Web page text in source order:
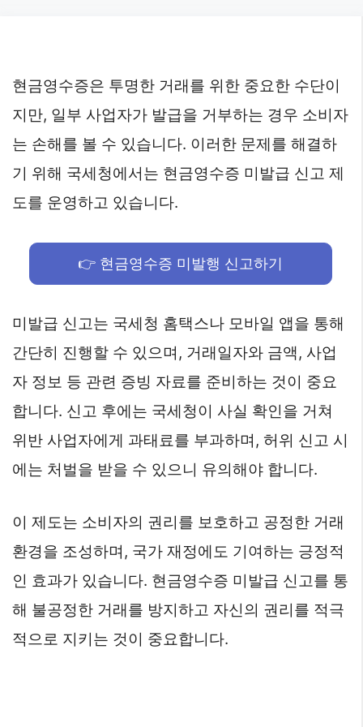
현금영수증은 투명한 거래를 위한 중요한 수단이
지만, 일부 사업자가 발급을 거부하는 경우 소비자
는 손해를 볼 수 있습니다. 이러한 문제를 해결하
기 위해 국세청에서는 현금영수증 미발급 신고 제
도를 운영하고 있습니다.
👉 현금영수증 미발행 신고하기
미발급 신고는 국세청 홈택스나 모바일 앱을 통해
간단히 진행할 수 있으며, 거래일자와 금액, 사업
자 정보 등 관련 증빙 자료를 준비하는 것이 중요
합니다. 신고 후에는 국세청이 사실 확인을 거쳐
위반 사업자에게 과태료를 부과하며, 허위 신고 시
에는 처벌을 받을 수 있으니 유의해야 합니다.
이 제도는 소비자의 권리를 보호하고 공정한 거래
환경을 조성하며, 국가 재정에도 기여하는 긍정적
인 효과가 있습니다. 현금영수증 미발급 신고를 통
해 불공정한 거래를 방지하고 자신의 권리를 적극
적으로 지키는 것이 중요합니다.